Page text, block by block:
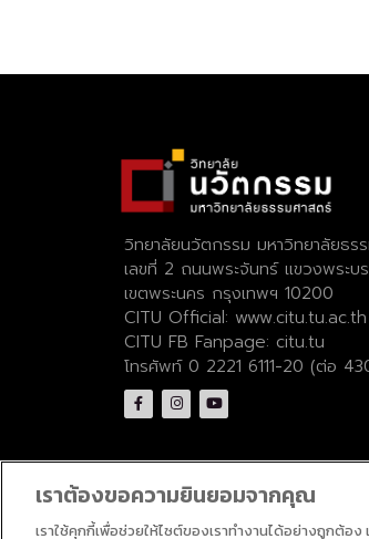
วิทยาลัยนวัตกรรม มหาวิทยาลัยธร
เลขที่ 2 ถนนพระจันทร์ แขวงพระบ
เขตพระนคร กรุงเทพฯ 10200
CITU Official: www.citu.tu.ac.th
CITU FB Fanpage: citu.tu
โทรศัพท์ 0 2221 6111-20 (ต่อ
เราต้องขอความยินยอมจากคุณ
เราใช้คุกกี้เพื่อช่วยให้ไซต์ของเราทำงานได้อย่างถูกต้